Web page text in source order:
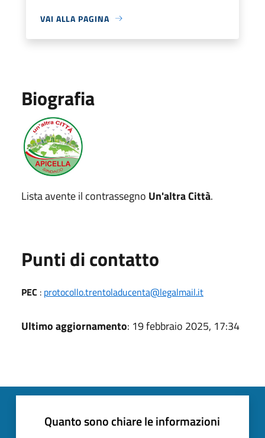
VAI ALLA PAGINA
Biografia
Lista avente il contrassegno Un'altra Città.
Punti di contatto
PEC : protocollo.trentoladucenta@legalmail.it
Ultimo aggiornamento: 19 febbraio 2025, 17:34
Quanto sono chiare le informazioni